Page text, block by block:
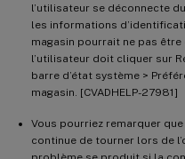
l’utilisateur se déconnecte
les informations
magasin pourrait ne pas
l’utilisateur doit cliquer sur
barre d’état système >
magasin. [CVADHELP-27981]
Vous pourriez remarquer
continue de tourner lors de